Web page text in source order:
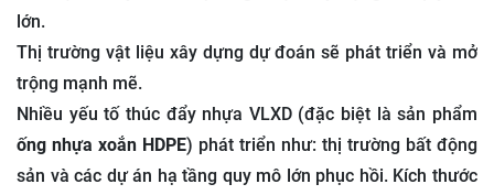
lớn.
Thị trường vật liệu xây dựng dự đoán sẽ phát triển và mở
trộng mạnh mẽ.
Nhiều yếu tố thúc đẩy nhựa VLXD (đặc biệt là sản phẩm
ống nhựa xoắn HDPE) phát triển như: thị trường bất động
sản và các dự án hạ tầng quy mô lớn phục hồi. Kích thước